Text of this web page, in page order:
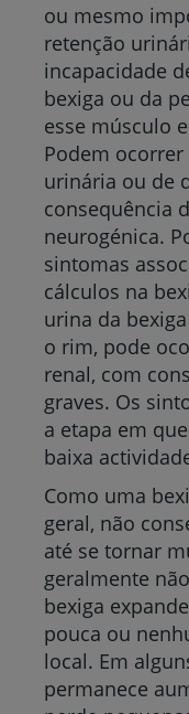
ou mesmo
retenção
incapacidade
bexiga ou da
esse músculo
Podem
urinária ou de
consequência
neurogénica.
sintomas
cálculos na
urina da
o rim, pode
renal, com
graves. Os
a etapa em
baixa
Como uma
geral, não
até se tornar
geralmente
bexiga
pouca ou
local. Em
permanece